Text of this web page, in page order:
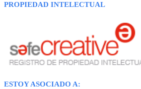
PROPIEDAD INTELECTUAL
ESTOY ASOCIADO A: